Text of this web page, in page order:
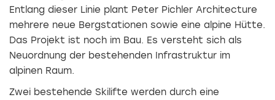
Entlang dieser Linie plant Peter Pichler Architecture
mehrere neue Bergstationen sowie eine alpine Hütte.
Das Projekt ist noch im Bau. Es versteht sich als
Neuordnung der bestehenden Infrastruktur im
alpinen Raum.
Zwei bestehende Skilifte werden durch eine